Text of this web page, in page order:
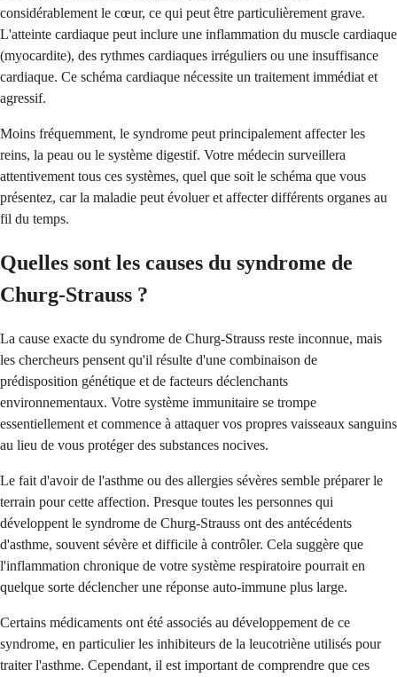
considérablement le cœur, ce qui peut être particulièrement grave.
L'atteinte cardiaque peut inclure une inflammation du muscle cardiaque
(myocardite), des rythmes cardiaques irréguliers ou une insuffisance
cardiaque. Ce schéma cardiaque nécessite un traitement immédiat et
agressif.
Moins fréquemment, le syndrome peut principalement affecter les
reins, la peau ou le système digestif. Votre médecin surveillera
attentivement tous ces systèmes, quel que soit le schéma que vous
présentez, car la maladie peut évoluer et affecter différents organes au
fil du temps.
Quelles sont les causes du syndrome de
Churg-Strauss ?
La cause exacte du syndrome de Churg-Strauss reste inconnue, mais
les chercheurs pensent qu'il résulte d'une combinaison de
prédisposition génétique et de facteurs déclenchants
environnementaux. Votre système immunitaire se trompe
essentiellement et commence à attaquer vos propres vaisseaux sanguins
au lieu de vous protéger des substances nocives.
Le fait d'avoir de l'asthme ou des allergies sévères semble préparer le
terrain pour cette affection. Presque toutes les personnes qui
développent le syndrome de Churg-Strauss ont des antécédents
d'asthme, souvent sévère et difficile à contrôler. Cela suggère que
l'inflammation chronique de votre système respiratoire pourrait en
quelque sorte déclencher une réponse auto-immune plus large.
Certains médicaments ont été associés au développement de ce
syndrome, en particulier les inhibiteurs de la leucotriène utilisés pour
traiter l'asthme. Cependant, il est important de comprendre que ces